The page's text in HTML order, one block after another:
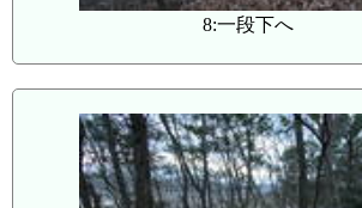
8:一段下へ